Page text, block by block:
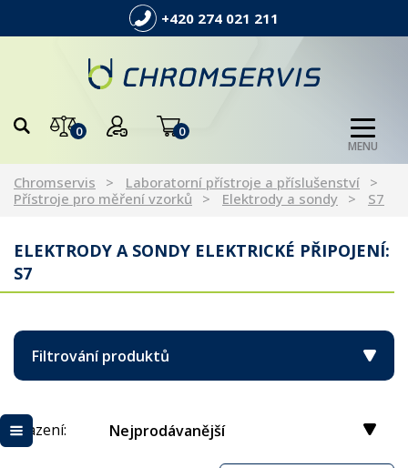
+420 274 021 211
0 0
MENU
Chromservis
Laboratorní přístroje a příslušenství
Přístroje pro měření vzorků
Elektrody a sondy S7
ELEKTRODY A SONDY ELEKTRICKÉ PŘIPOJENÍ:
S7
Filtrování produktů
Řazení: Nejprodávanější